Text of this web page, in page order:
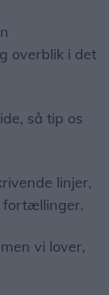
overblik i det
så tip os
linjer,
fortællinger.
vi lover,